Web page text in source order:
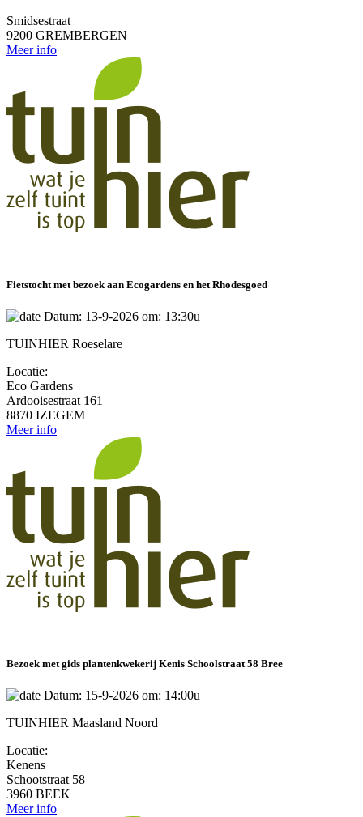
Smidsestraat
9200 GREMBERGEN
Meer info
Fietstocht met bezoek aan Ecogardens en het Rhodesgoed
Datum: 13-9-2026 om: 13:30u
TUINHIER Roeselare
Locatie:
Eco Gardens
Ardooisestraat 161
8870 IZEGEM
Meer info
Bezoek met gids plantenkwekerij Kenis Schoolstraat 58 Bree
Datum: 15-9-2026 om: 14:00u
TUINHIER Maasland Noord
Locatie:
Kenens
Schootstraat 58
3960 BEEK
Meer info